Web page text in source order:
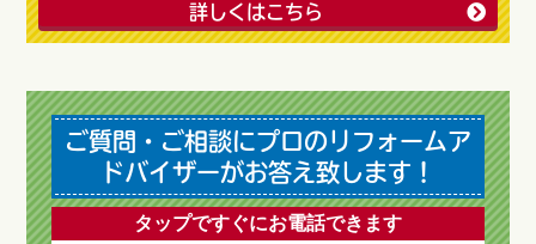
詳しくはこちら
ご質問・ご相談にプロのリフォームア
ドバイザーがお答え致します！
タップですぐにお電話できます